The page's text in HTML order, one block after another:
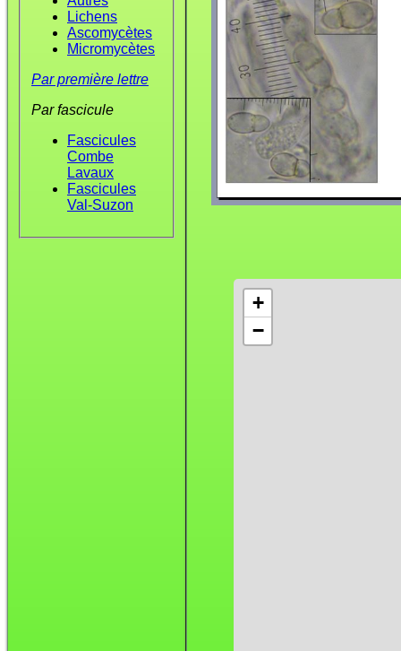
Lichens
Ascomycètes
Micromycètes
Par première lettre
Par fascicule
Fascicules
Combe
Lavaux
Fascicules
Val-Suzon
+
−